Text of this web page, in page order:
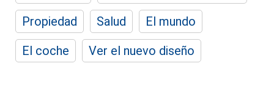
Propiedad
Salud
El mundo
El coche
Ver el nuevo diseño